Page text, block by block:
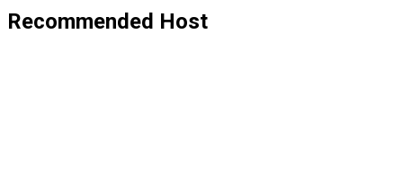
Recommended Host